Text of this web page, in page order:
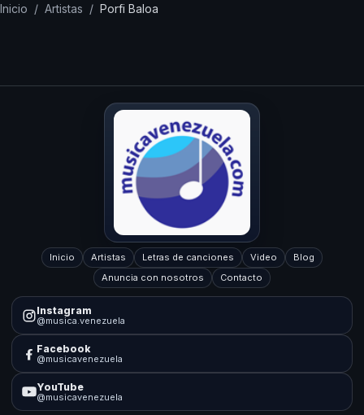
Inicio / Artistas / Porfi Baloa
Inicio Artistas Letras de canciones Video
Blog
Anuncia con nosotros
Contacto
Instagram
@musica.venezuela
Facebook
@musicavenezuela
YouTube
@musicavenezuela